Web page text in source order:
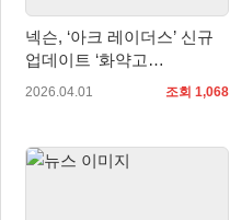
넥슨, ‘아크 레이더스’ 신규
업데이트 ‘화약고
(FLASHPOINT)’ 실시!
2026.04.01 조회 1,068